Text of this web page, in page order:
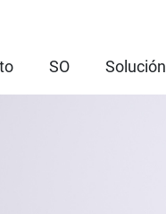
SO Solución